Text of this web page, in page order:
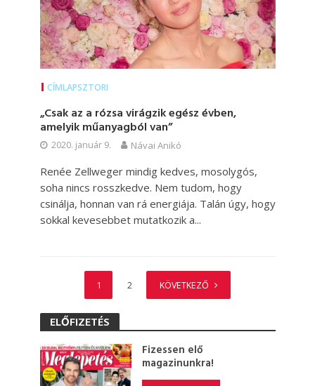
CÍMLAPSZTORI
„Csak az a rózsa virágzik egész évben,
amelyik műanyagból van”
2020. január 9. Návai Anikó
Renée Zellweger mindig kedves, mosolygós,
soha nincs rosszkedve. Nem tudom, hogy
csinálja, honnan van rá energiája. Talán úgy, hogy
sokkal kevesebbet mutatkozik a...
1 2 KÖVETKEZŐ
ELŐFIZETÉS
Fizessen elő
magazinunkra!